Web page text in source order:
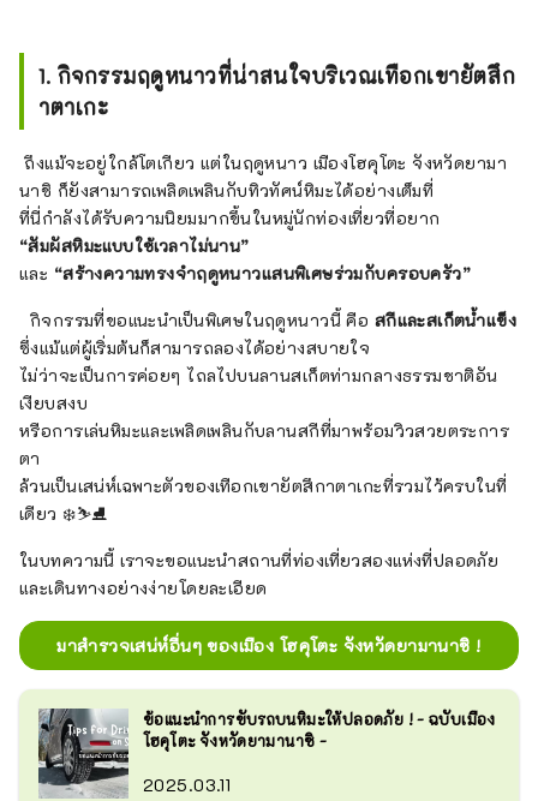
1. กิจกรรมฤดูหนาวที่น่าสนใจบริเวณเทือกเขายัตสึก
าตาเกะ
ถึงแม้จะอยู่ใกล้โตเกียว แต่ในฤดูหนาว เมืองโฮคุโตะ จังหวัดยามา
นาชิ ก็ยังสามารถเพลิดเพลินกับทิวทัศน์หิมะได้อย่างเต็มที่
ที่นี่กำลังได้รับความนิยมมากขึ้นในหมู่นักท่องเที่ยวที่อยาก
“สัมผัสหิมะแบบใช้เวลาไม่นาน”
และ “สร้างความทรงจำฤดูหนาวแสนพิเศษร่วมกับครอบครัว”
กิจกรรมที่ขอแนะนำเป็นพิเศษในฤดูหนาวนี้ คือ สกีและสเก็ตน้ำแข็ง
ซึ่งแม้แต่ผู้เริ่มต้นก็สามารถลองได้อย่างสบายใจ
ไม่ว่าจะเป็นการค่อยๆ ไถลไปบนลานสเก็ตท่ามกลางธรรมชาติอัน
เงียบสงบ
หรือการเล่นหิมะและเพลิดเพลินกับลานสกีที่มาพร้อมวิวสวยตระการ
ตา
ล้วนเป็นเสน่ห์เฉพาะตัวของเทือกเขายัตสึกาตาเกะที่รวมไว้ครบในที่
เดียว ❄️⛷️⛸️
ในบทความนี้ เราจะขอแนะนำสถานที่ท่องเที่ยวสองแห่งที่ปลอดภัย
และเดินทางอย่างง่ายโดยละเอียด
มาสำรวจเสน่ห์อื่นๆ ของเมือง โฮคุโตะ จังหวัดยามานาชิ !
ข้อแนะนำการขับรถบนหิมะให้ปลอดภัย ! - ฉบับเมือง
โฮคุโตะ จังหวัดยามานาชิ -
2025.03.11